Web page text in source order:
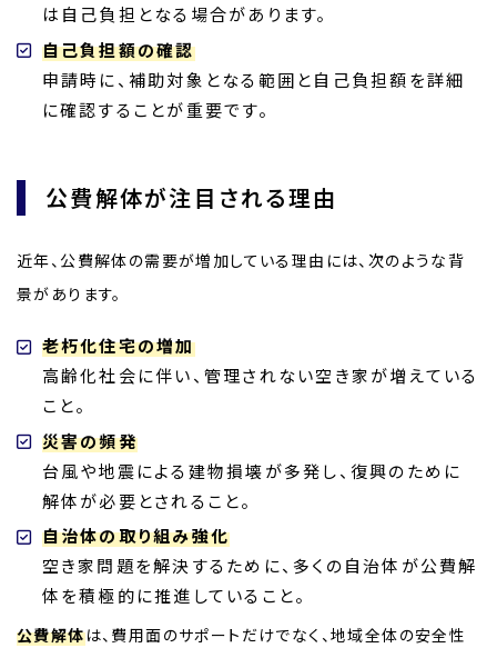
は自己負担となる場合があります。
自己負担額の確認
申請時に、補助対象となる範囲と自己負担額を詳細
に確認することが重要です。
公費解体が注目される理由
近年、公費解体の需要が増加している理由には、次のような背
景があります。
老朽化住宅の増加
高齢化社会に伴い、管理されない空き家が増えている
こと。
災害の頻発
台風や地震による建物損壊が多発し、復興のために
解体が必要とされること。
自治体の取り組み強化
空き家問題を解決するために、多くの自治体が公費解
体を積極的に推進していること。
公費解体は、費用面のサポートだけでなく、地域全体の安全性